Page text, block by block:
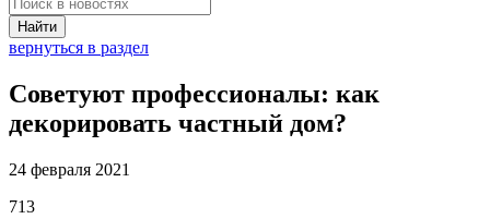
Найти
вернуться в раздел
Советуют профессионалы: как
декорировать частный дом?
24 февраля 2021
713